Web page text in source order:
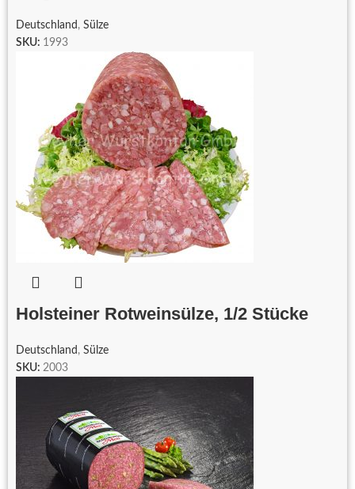
Deutschland , Sülze
SKU: 1993
Holsteiner Rotweinsülze, 1/2 Stücke
Deutschland , Sülze
SKU: 2003